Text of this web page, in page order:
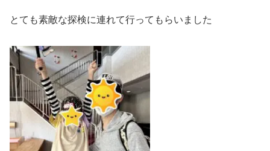
とても素敵な探検に連れて行ってもらいました